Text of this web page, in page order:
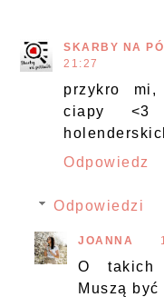
SKARBY NA
21:27
przykro mi,
ciapy <3
Odpowiedz
Odpowiedzi
JOANNA
O takich
Muszą być